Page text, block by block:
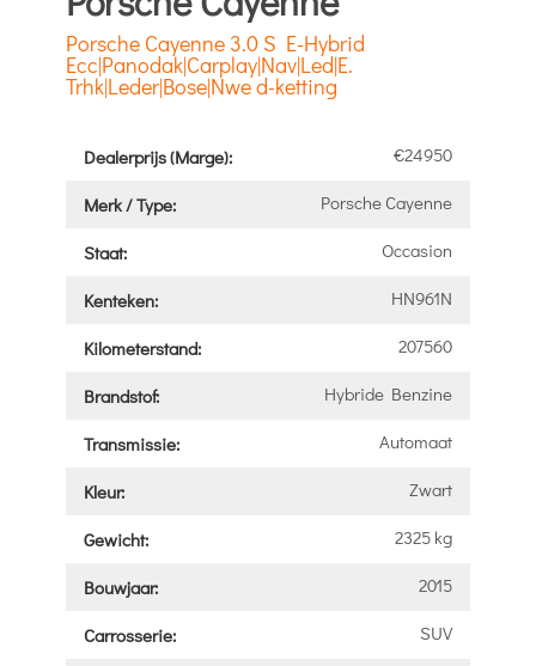
Porsche Cayenne 3.0 S E-Hybrid
Ecc|Panodak|Carplay|Nav|Led|E.
Trhk|Leder|Bose|Nwe d-ketting
Dealerprijs (Marge): €24950
Merk / Type: Porsche Cayenne
Staat: Occasion
Kenteken: HN961N
Kilometerstand: 207560
Brandstof: Hybride Benzine
Transmissie: Automaat
Kleur: Zwart
Gewicht: 2325 kg
Bouwjaar: 2015
Carrosserie: SUV